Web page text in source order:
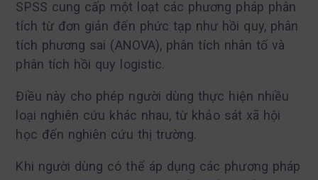
SPSS cung cấp một loạt các phương pháp phân
tích từ đơn giản đến phức tạp như hồi quy, phân
tích phương sai (ANOVA), phân tích nhân tố và
phân tích hồi quy logistic.
Điều này cho phép người dùng thực hiện nhiều
loại nghiên cứu khác nhau, từ khảo sát xã hội
học đến nghiên cứu thị trường.
Khi người dùng có thể áp dụng các phương pháp